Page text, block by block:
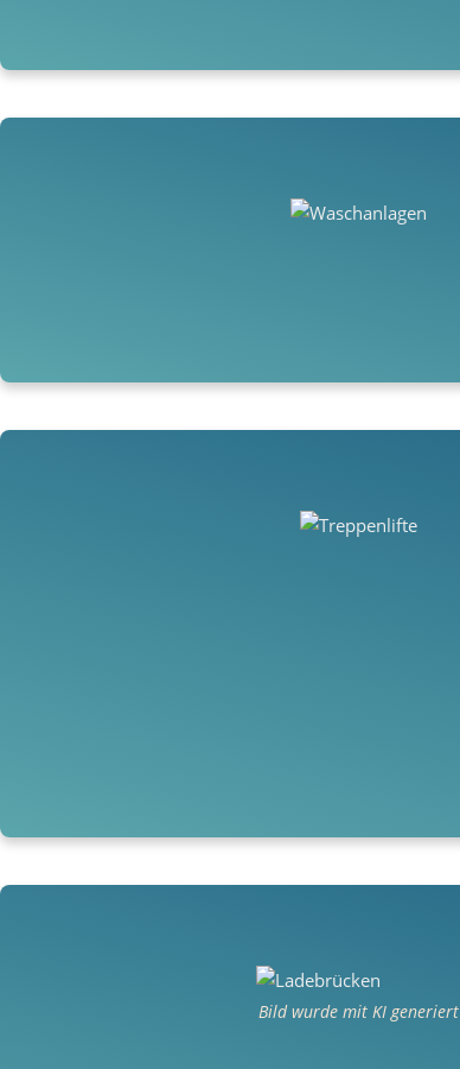
Bild wurde mit KI generiert